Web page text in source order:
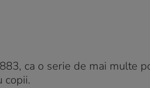
ca o serie de mai multe
copii.